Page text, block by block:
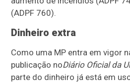
(ADPF 760).
Dinheiro extra
Como uma MP entra em vigor
publicação noDiário Oficial da
parte do dinheiro já está em